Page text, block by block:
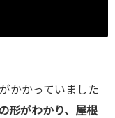
かかっていました
形がわかり、屋根